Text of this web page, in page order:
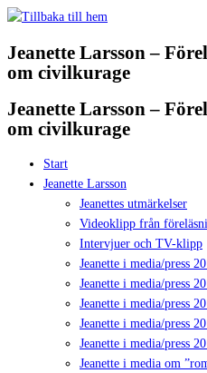
Hoppa
innehåll
Jeanette Larsson –
om civilkurage
Jeanette Larsson –
om civilkurage
Start
Jeanette Larsson
Jeanettes utmärkelser
Videoklipp från
Intervjuer och TV-klipp
Jeanette i media/press
Jeanette i media/press
Jeanette i media/press
Jeanette i media/press
Jeanette i media/press
Jeanette i media om